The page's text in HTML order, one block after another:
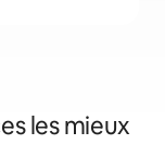
les mieux